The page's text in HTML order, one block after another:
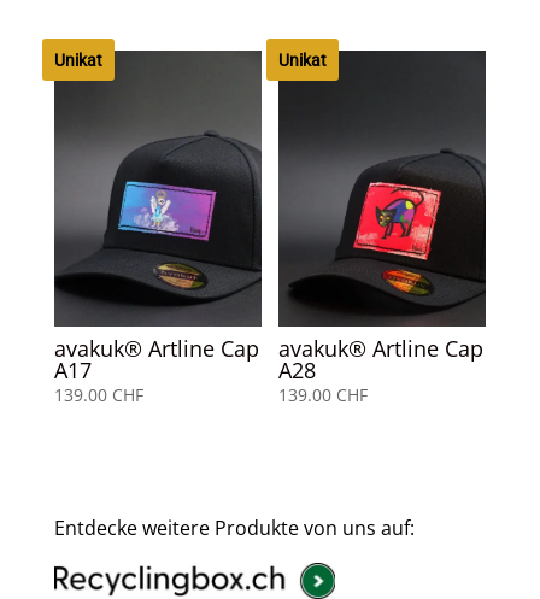
Unikat
avakuk® Artline Cap
A17
139.00 CHF
Unikat
avakuk® Artline Cap
A28
139.00 CHF
Entdecke weitere Produkte von uns auf: